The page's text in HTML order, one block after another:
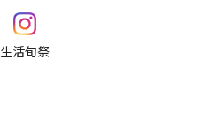
生活旬祭